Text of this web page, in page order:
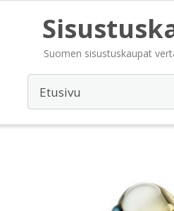
Suomen sisustuskaupat